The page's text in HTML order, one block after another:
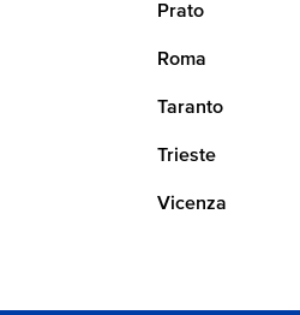
Prato
Roma
Taranto
Trieste
Vicenza